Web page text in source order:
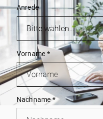
Anrede
Vorname *
Nachname*